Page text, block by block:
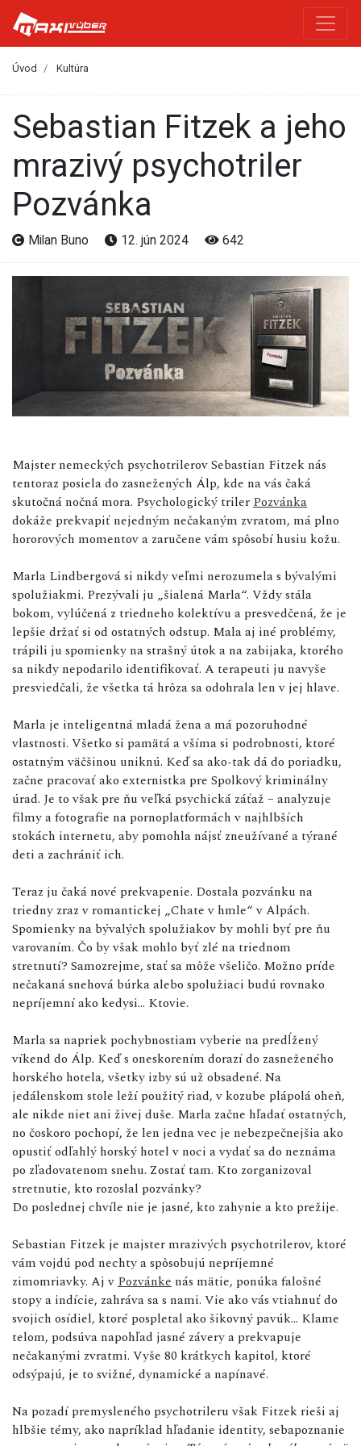
Úvod Kultúra
Sebastian Fitzek a jeho
mrazivý psychotriler
Pozvánka
Milan Buno 12. jún 2024 642
Majster nemeckých psychotrilerov Sebastian Fitzek nás
tentoraz posiela do zasnežených Álp, kde na vás čaká
skutočná nočná mora. Psychologický triler Pozvánka
dokáže prekvapiť nejedným nečakaným zvratom, má plno
hororových momentov a zaručene vám spôsobí husiu kožu.
Marla Lindbergová si nikdy veľmi nerozumela s bývalými
spolužiakmi. Prezývali ju „šialená Marla“. Vždy stála
bokom, vylúčená z triedneho kolektívu a presvedčená, že je
lepšie držať si od ostatných odstup. Mala aj iné problémy,
trápili ju spomienky na strašný útok a na zabijaka, ktorého
sa nikdy nepodarilo identifikovať. A terapeuti ju navyše
presviedčali, že všetka tá hrôza sa odohrala len v jej hlave.
Marla je inteligentná mladá žena a má pozoruhodné
vlastnosti. Všetko si pamätá a všíma si podrobnosti, ktoré
ostatným väčšinou uniknú. Keď sa ako-tak dá do poriadku,
začne pracovať ako externistka pre Spolkový kriminálny
úrad. Je to však pre ňu veľká psychická záťaž – analyzuje
filmy a fotografie na pornoplatformách v najhlbších
stokách internetu, aby pomohla nájsť zneužívané a týrané
deti a zachrániť ich.
Teraz ju čaká nové prekvapenie. Dostala pozvánku na
triedny zraz v romantickej „Chate v hmle“ v Alpách.
Spomienky na bývalých spolužiakov by mohli byť pre ňu
varovaním. Čo by však mohlo byť zlé na triednom
stretnutí? Samozrejme, stať sa môže všeličo. Možno príde
nečakaná snehová búrka alebo spolužiaci budú rovnako
nepríjemní ako kedysi... Ktovie.
Marla sa napriek pochybnostiam vyberie na predĺžený
víkend do Álp. Keď s oneskorením dorazí do zasneženého
horského hotela, všetky izby sú už obsadené. Na
jedálenskom stole leží použitý riad, v kozube plápolá oheň,
ale nikde niet ani živej duše. Marla začne hľadať ostatných,
no čoskoro pochopí, že len jedna vec je nebezpečnejšia ako
opustiť odľahlý horský hotel v noci a vydať sa do neznáma
po zľadovatenom snehu. Zostať tam. Kto zorganizoval
stretnutie, kto rozoslal pozvánky?
Do poslednej chvíle nie je jasné, kto zahynie a kto prežije.
Sebastian Fitzek je majster mrazivých psychotrilerov, ktoré
vám vojdú pod nechty a spôsobujú nepríjemné
zimomriavky. Aj v Pozvánke nás mätie, ponúka falošné
stopy a indície, zahráva sa s nami. Vie ako vás vtiahnuť do
svojich osídiel, ktoré pospletal ako šikovný pavúk... Klame
telom, podsúva napohľad jasné závery a prekvapuje
nečakanými zvratmi. Vyše 80 krátkych kapitol, ktoré
odsýpajú, je to svižné, dynamické a napínavé.
Na pozadí premysleného psychotrileru však Fitzek rieši aj
hlbšie témy, ako napríklad hľadanie identity, sebapoznanie